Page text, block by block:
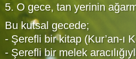
5. O gece, tan yerinin
Bu kutsal gecede;
- Şerefli bir kitap (Kur’an-ı
- Şerefli bir melek